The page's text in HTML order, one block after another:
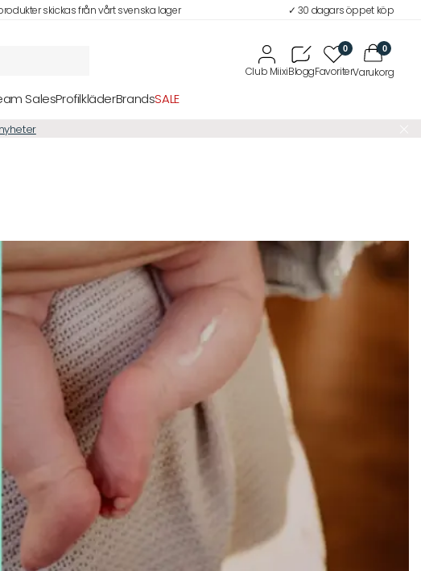
skickas från vårt svenska lager ✓ 30 dagars öppet köp
0 0
SalesProfilkläderBrandsSALE